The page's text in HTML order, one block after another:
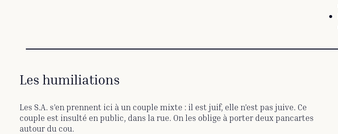
Les humiliations
Les S.A. s’en prennent ici à un couple mixte : il est juif, elle n’est pas juive. Ce
couple est insulté en public, dans la rue. On les oblige à porter deux pancartes
autour du cou.